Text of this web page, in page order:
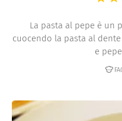
La pasta al pepe è un
cuocendo la pasta al
e